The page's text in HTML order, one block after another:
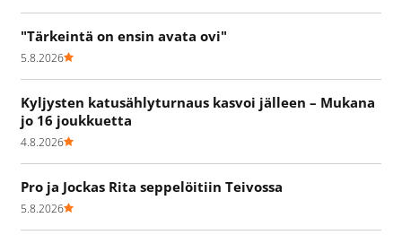
"Tärkeintä on ensin avata ovi"
5.8.2026
Kyljysten katusählyturnaus kasvoi jälleen – Mukana
jo 16 joukkuetta
4.8.2026
Pro ja Jockas Rita seppelöitiin Teivossa
5.8.2026